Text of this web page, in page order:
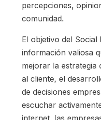
percepciones,
comunidad.
El objetivo del Social
información valiosa
mejorar la estrategia
al cliente, el
de decisiones
escuchar